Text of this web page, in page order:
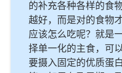
的补充各种各样的食
越好，而是对的食物
应该怎么吃呢？就是
择单一化的主食，可
要摄入固定的优质蛋